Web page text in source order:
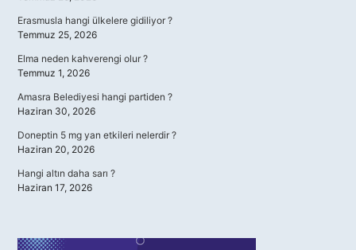
Erasmusla hangi ülkelere gidiliyor ?
Temmuz 25, 2026
Elma neden kahverengi olur ?
Temmuz 1, 2026
Amasra Belediyesi hangi partiden ?
Haziran 30, 2026
Doneptin 5 mg yan etkileri nelerdir ?
Haziran 20, 2026
Hangi altın daha sarı ?
Haziran 17, 2026